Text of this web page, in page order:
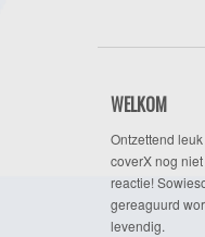
WELKOM
Ontzettend
coverX nog
reactie!
gereaguurd
levendig.